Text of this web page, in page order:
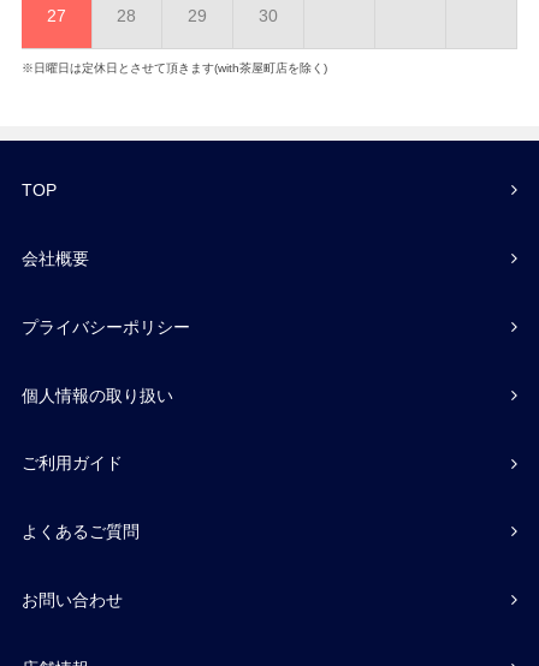
27 28 29 30
※日曜日は定休日とさせて頂きます(with茶屋町店を除く)
TOP
会社概要
プライバシーポリシー
個人情報の取り扱い
ご利用ガイド
よくあるご質問
お問い合わせ